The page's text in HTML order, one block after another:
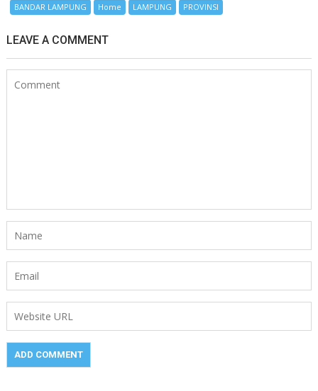
BANDAR LAMPUNG Home LAMPUNG PROVINSI
LEAVE A COMMENT